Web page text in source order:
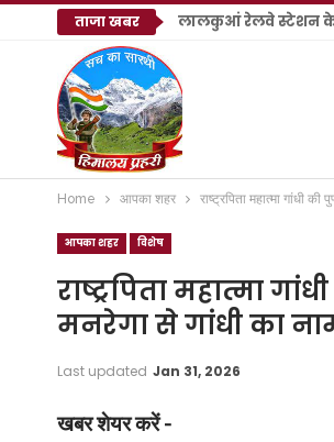
ताजा खबर लालकुआं रेलवे स्टेशन के
Home आपका शहर राष्ट्रपिता महात्मा गांधी
आपका शहर विशेष
राष्ट्रपिता महात्मा
मनरेगा से गांधी का
Last updated Jan 31, 2026
खबर शेयर करें -